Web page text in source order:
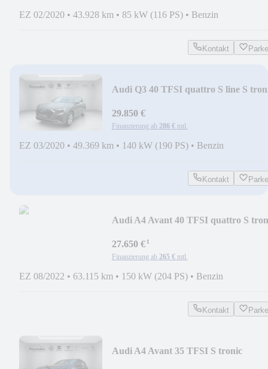
EZ 02/2020 • 43.928 km • 85 kW (116 PS) • Benzin
Kontakt
Audi Q3 40 TFSI quattro S line S
29.850 €
Finanzierung ab 286 € mtl.
EZ 03/2020 • 49.369 km • 140 kW (190 PS) • Benzin
Kontakt
Audi A4 Avant 40 TFSI quattro S
27.650 €¹
Finanzierung ab 265 € mtl.
EZ 08/2022 • 63.115 km • 150 kW (204 PS) • Benzin
Kontakt
Audi A4 Avant 35 TFSI S tronic